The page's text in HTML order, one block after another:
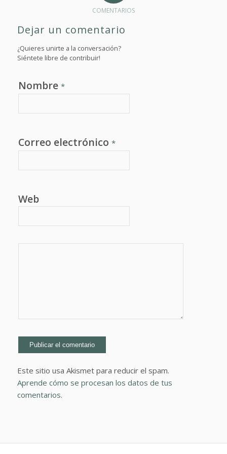
COMENTARIOS
Dejar un comentario
¿Quieres unirte a la conversación?
Siéntete libre de contribuir!
Nombre *
Correo electrónico *
Web
Este sitio usa Akismet para reducir el spam.
Aprende cómo se procesan los datos de tus
comentarios.